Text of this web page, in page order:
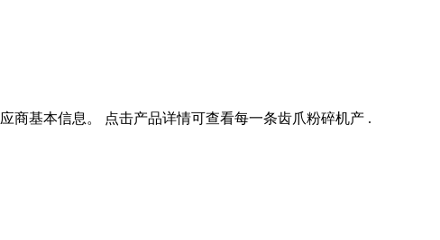
商基本信息。 点击产品详情可查看每一条齿爪粉碎机产 .